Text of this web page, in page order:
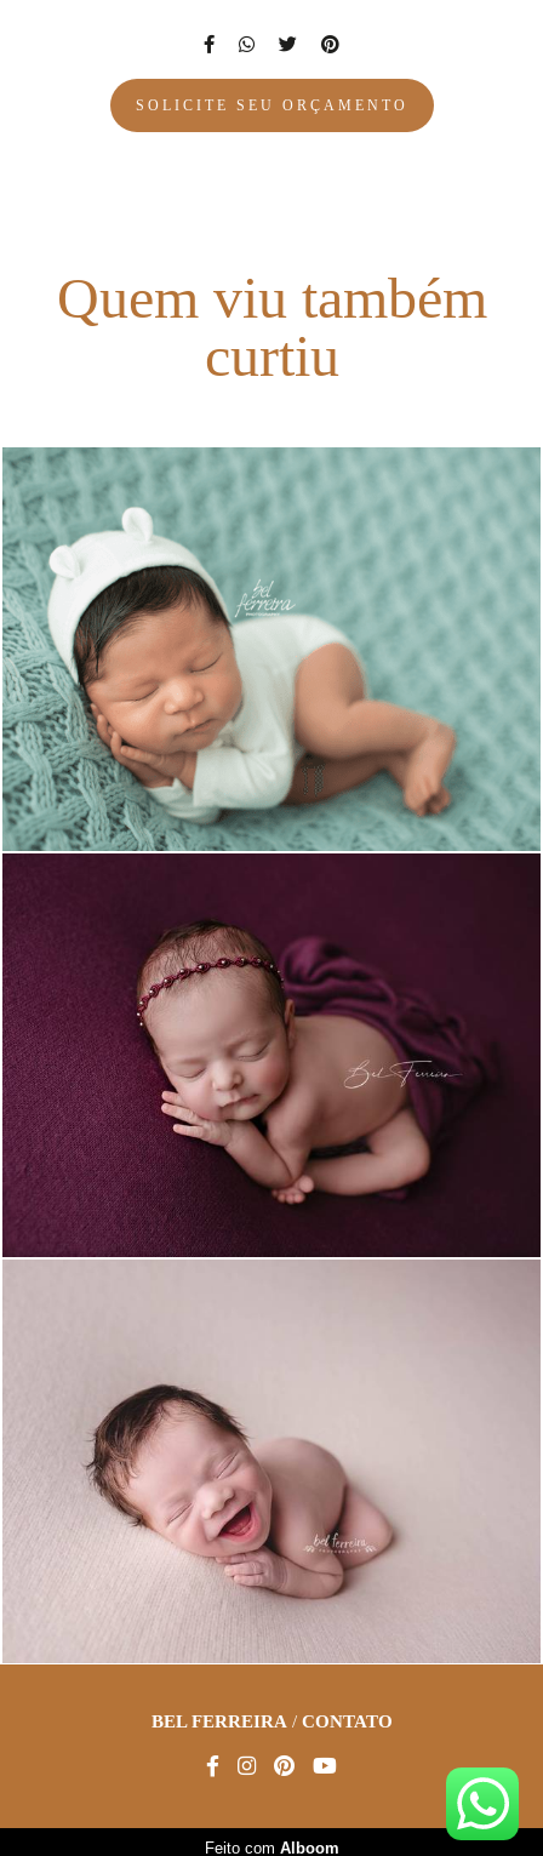
SOLICITE SEU ORÇAMENTO
Quem viu também
curtiu
3482 20
13953
1713 2
BEL FERREIRA / CONTATO
Feito com Alboom